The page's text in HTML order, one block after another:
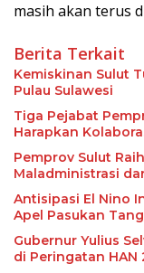
masih akan terus
Berita Terkait
Kemiskinan Sulut
Pulau Sulawesi
Tiga Pejabat
Harapkan
Pemprov Sulut
Maladministrasi
Antisipasi El Nino
Apel Pasukan
Gubernur Yulius
di Peringatan HAN